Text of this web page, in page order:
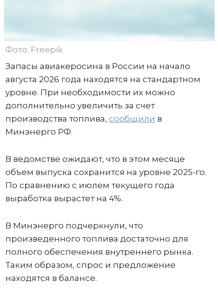
Фото: Freepik
Запасы авиакеросина в России на начало
августа 2026 года находятся на стандартном
уровне. При необходимости их можно
дополнительно увеличить за счет
производства топлива, сообщили в
Минэнерго РФ.
В ведомстве ожидают, что в этом месяце
объем выпуска сохранится на уровне 2025-го.
По сравнению с июлем текущего года
выработка вырастет на 4%.
В Минэнерго подчеркнули, что
произведенного топлива достаточно для
полного обеспечения внутреннего рынка.
Таким образом, спрос и предложение
находятся в балансе.